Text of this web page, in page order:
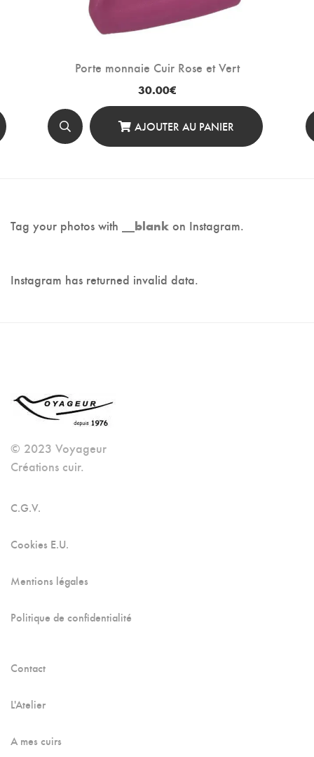
Porte monnaie Cuir Rose et Vert
30.00€
AJOUTER AU PANIER
Tag your photos with __blank on Instagram.
Instagram has returned invalid data.
© 2023 Voyageur
Créations cuir.
C.G.V.
Cookies E.U.
Mentions légales
Politique de confidentialité
Contact
L'Atelier
A mes cuirs